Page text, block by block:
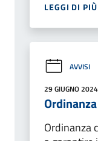
LEGGI DI PIÙ
AVVISI
29 GIUGNO 2024
Ordinanza